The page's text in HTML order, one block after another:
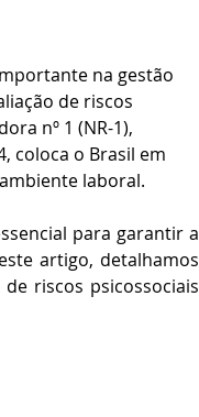
na gestão
de riscos
nº 1 (NR-1),
coloca o Brasil em
laboral.
para garantir a
artigo, detalhamos
riscos psicossociais